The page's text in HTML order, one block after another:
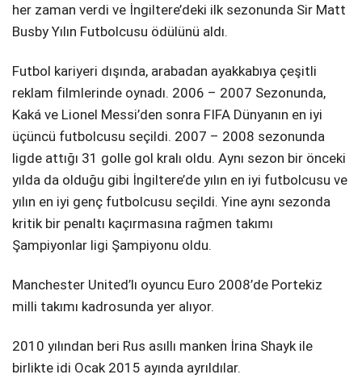
her zaman verdi ve İngiltere’deki ilk sezonunda Sir Matt
Busby Yılın Futbolcusu ödülünü aldı.
Futbol kariyeri dışında, arabadan ayakkabıya çeşitli
reklam filmlerinde oynadı. 2006 – 2007 Sezonunda,
Kaká ve Lionel Messi’den sonra FIFA Dünyanın en iyi
üçüncü futbolcusu seçildi. 2007 – 2008 sezonunda
ligde attığı 31 golle gol kralı oldu. Aynı sezon bir önceki
yılda da olduğu gibi İngiltere’de yılın en iyi futbolcusu ve
yılın en iyi genç futbolcusu seçildi. Yine aynı sezonda
kritik bir penaltı kaçırmasına rağmen takımı
Şampiyonlar ligi Şampiyonu oldu.
Manchester United’lı oyuncu Euro 2008’de Portekiz
milli takımı kadrosunda yer alıyor.
2010 yılından beri Rus asıllı manken İrina Shayk ile
birlikte idi Ocak 2015 ayında ayrıldılar.